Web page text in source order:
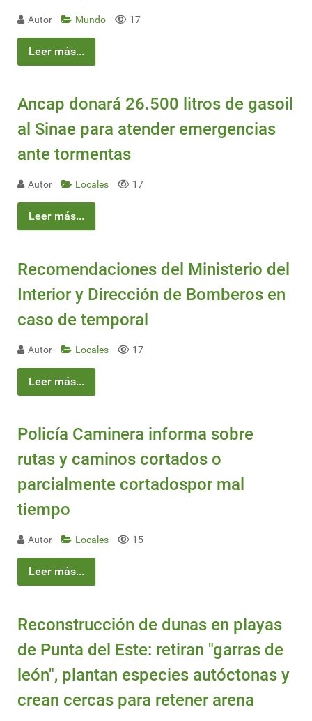
Autor Mundo 17
Leer más...
Ancap donará 26.500 litros de gasoil
al Sinae para atender emergencias
ante tormentas
Autor Locales 17
Leer más...
Recomendaciones del Ministerio del
Interior y Dirección de Bomberos en
caso de temporal
Autor Locales 17
Leer más...
Policía Caminera informa sobre
rutas y caminos cortados o
parcialmente cortadospor mal
tiempo
Autor Locales 15
Leer más...
Reconstrucción de dunas en playas
de Punta del Este: retiran "garras de
león", plantan especies autóctonas y
crean cercas para retener arena